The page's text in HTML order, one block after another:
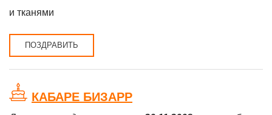
и тканями
ПОЗДРАВИТЬ
КАБАРЕ БИЗАРР